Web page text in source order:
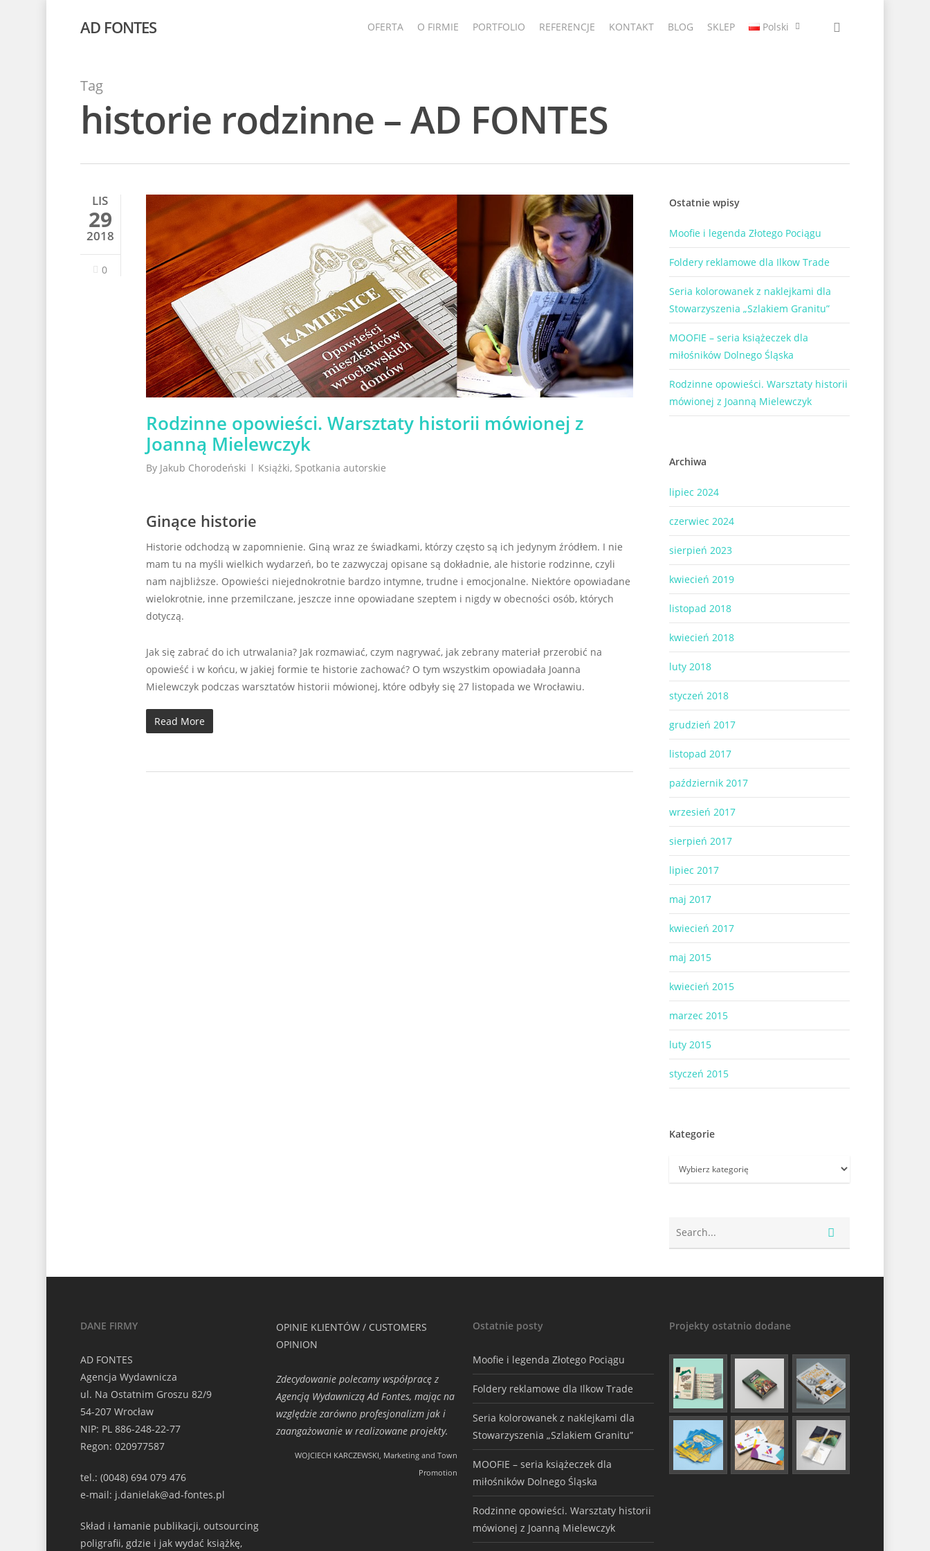
AD FONTES OFERTA O FIRMIE PORTFOLIO REFERENCJE KONTAKT BLOG SKLEP Polski
Tag
historie rodzinne – AD FONTES
LIS
29
2018
0
Rodzinne opowieści. Warsztaty historii mówionej z
Joanną Mielewczyk
By Jakub Chorodeński Książki, Spotkania autorskie
Ginące historie
Historie odchodzą w zapomnienie. Giną wraz ze świadkami, którzy często są ich jedynym źródłem. I nie
mam tu na myśli wielkich wydarzeń, bo te zazwyczaj opisane są dokładnie, ale historie rodzinne, czyli
nam najbliższe. Opowieści niejednokrotnie bardzo intymne, trudne i emocjonalne. Niektóre opowiadane
wielokrotnie, inne przemilczane, jeszcze inne opowiadane szeptem i nigdy w obecności osób, których
dotyczą.
Jak się zabrać do ich utrwalania? Jak rozmawiać, czym nagrywać, jak zebrany materiał przerobić na
opowieść i w końcu, w jakiej formie te historie zachować? O tym wszystkim opowiadała Joanna
Mielewczyk podczas warsztatów historii mówionej, które odbyły się 27 listopada we Wrocławiu.
Read More
Ostatnie wpisy
Moofie i legenda Złotego Pociągu
Foldery reklamowe dla Ilkow Trade
Seria kolorowanek z naklejkami dla
Stowarzyszenia „Szlakiem Granitu”
MOOFIE – seria książeczek dla
miłośników Dolnego Śląska
Rodzinne opowieści. Warsztaty historii
mówionej z Joanną Mielewczyk
Archiwa
lipiec 2024
czerwiec 2024
sierpień 2023
kwiecień 2019
listopad 2018
kwiecień 2018
luty 2018
styczeń 2018
grudzień 2017
listopad 2017
październik 2017
wrzesień 2017
sierpień 2017
lipiec 2017
maj 2017
kwiecień 2017
maj 2015
kwiecień 2015
marzec 2015
luty 2015
styczeń 2015
Kategorie
Kategorie
DANE FIRMY
AD FONTES
Agencja Wydawnicza
ul. Na Ostatnim Groszu 82/9
54-207 Wrocław
NIP: PL 886-248-22-77
Regon: 020977587
tel.: (0048) 694 079 476
e-mail: j.danielak@ad-fontes.pl
Skład i łamanie publikacji, outsourcing
poligrafii, gdzie i jak wydać książkę,
OPINIE KLIENTÓW / CUSTOMERS
OPINION
Zdecydowanie polecamy współpracę z
Agencją Wydawniczą Ad Fontes, mając na
względzie zarówno profesjonalizm jak i
zaangażowanie w realizowane projekty.
WOJCIECH KARCZEWSKI, Marketing and Town
Promotion
Ostatnie posty
Moofie i legenda Złotego Pociągu
Foldery reklamowe dla Ilkow Trade
Seria kolorowanek z naklejkami dla
Stowarzyszenia „Szlakiem Granitu”
MOOFIE – seria książeczek dla
miłośników Dolnego Śląska
Rodzinne opowieści. Warsztaty historii
mówionej z Joanną Mielewczyk
Projekty ostatnio dodane